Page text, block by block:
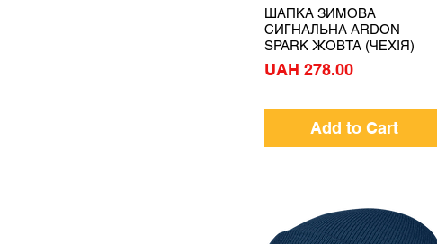
Quick View
ШАПКА ЗИМОВА
СИГНАЛЬНА ARDON
SPARK ЖОВТА (ЧЕХІЯ)
Price
UAH 278.00
Add to Cart